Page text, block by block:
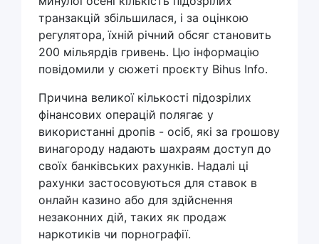
транзакцій збільшилася, і за оцінкою
регулятора, їхній річний обсяг становить
200 мільярдів гривень. Цю інформацію
повідомили у сюжеті проєкту Bihus Info.
Причина великої кількості підозрілих
фінансових операцій полягає у
використанні дропів - осіб, які за грошову
винагороду надають шахраям доступ до
своїх банківських рахунків. Надалі ці
рахунки застосовуються для ставок в
онлайн казино або для здійснення
незаконних дій, таких як продаж
наркотиків чи порнографії.